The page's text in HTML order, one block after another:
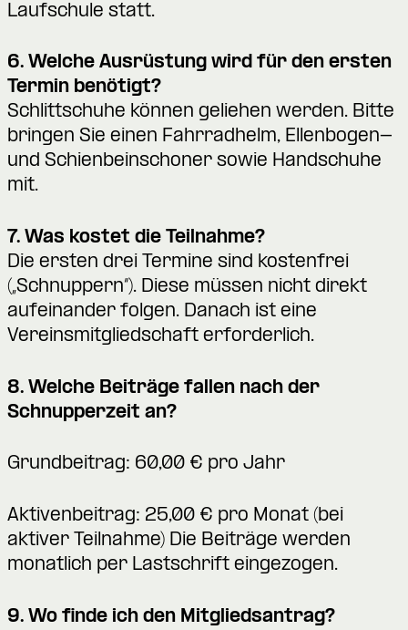
Laufschule statt.
6. Welche Ausrüstung wird für den ersten
Termin benötigt?
Schlittschuhe können geliehen werden. Bitte
bringen Sie einen Fahrradhelm, Ellenbogen-
und Schienbeinschoner sowie Handschuhe
mit.
7. Was kostet die Teilnahme?
Die ersten drei Termine sind kostenfrei
(„Schnuppern“). Diese müssen nicht direkt
aufeinander folgen. Danach ist eine
Vereinsmitgliedschaft erforderlich.
8. Welche Beiträge fallen nach der
Schnupperzeit an?
Grundbeitrag: 60,00 € pro Jahr
Aktivenbeitrag: 25,00 € pro Monat (bei
aktiver Teilnahme) Die Beiträge werden
monatlich per Lastschrift eingezogen.
9. Wo finde ich den Mitgliedsantrag?